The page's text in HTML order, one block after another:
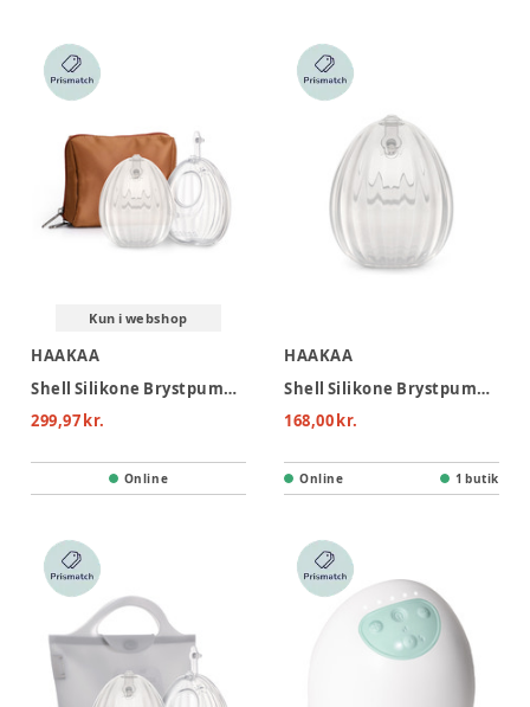
Kun i webshop
HAAKAA
Shell Silikone Brystpumpe/opsamler 120ml - 2-pak
299,97 kr.
Online
HAAKAA
Shell Silikone Brystpumpe/opsamler 75ml
168,00 kr.
Online 1 butik